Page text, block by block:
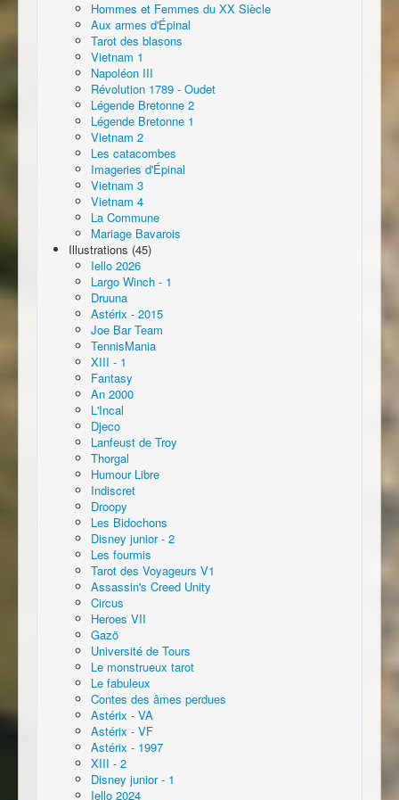
Hommes et Femmes du XX Siècle
Aux armes d'Épinal
Tarot des blasons
Vietnam 1
Napoléon III
Révolution 1789 - Oudet
Légende Bretonne 2
Légende Bretonne 1
Vietnam 2
Les catacombes
Imageries d'Épinal
Vietnam 3
Vietnam 4
La Commune
Mariage Bavarois
Illustrations (45)
Iello 2026
Largo Winch - 1
Druuna
Astérix - 2015
Joe Bar Team
TennisMania
XIII - 1
Fantasy
An 2000
L'Incal
Djeco
Lanfeust de Troy
Thorgal
Humour Libre
Indiscret
Droopy
Les Bidochons
Disney junior - 2
Les fourmis
Tarot des Voyageurs V1
Assassin's Creed Unity
Circus
Heroes VII
Gazö
Université de Tours
Le monstrueux tarot
Le fabuleux
Contes des âmes perdues
Astérix - VA
Astérix - VF
Astérix - 1997
XIII - 2
Disney junior - 1
Iello 2024